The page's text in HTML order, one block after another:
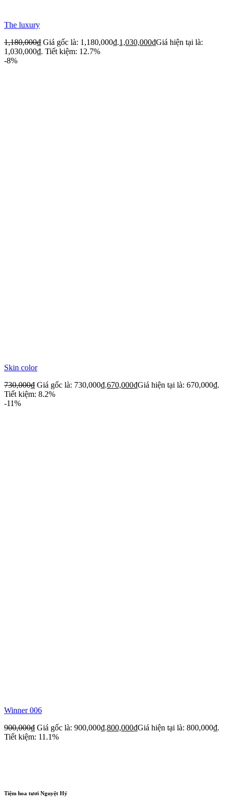
The luxury
1,180,000₫ Giá gốc là: 1,180,000₫.1,030,000₫Giá hiện tại là:
1,030,000₫. Tiết kiệm: 12.7%
-8%
Skin color
730,000₫ Giá gốc là: 730,000₫.670,000₫Giá hiện tại là: 670,000₫.
Tiết kiệm: 8.2%
-11%
Winner 006
900,000₫ Giá gốc là: 900,000₫.800,000₫Giá hiện tại là: 800,000₫.
Tiết kiệm: 11.1%
Tiệm hoa tươi Nguyệt Hỷ